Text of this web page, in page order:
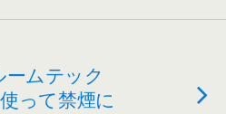
ームテック
って禁煙に